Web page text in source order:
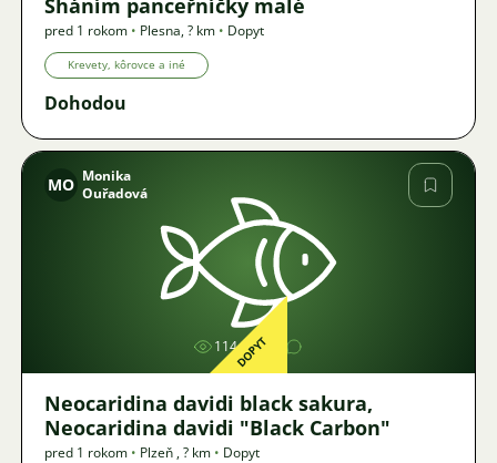
Sháním panceřníčky malé
pred 1 rokom • Plesna,? km • Dopyt
Krevety, kôrovce a iné
Dohodou
Obrázok
MO Monika
Ouřadová
1144DOPYT
Neocaridina davidi black sakura,
Neocaridina davidi "Black Carbon"
pred 1 rokom • Plzeň ,? km • Dopyt